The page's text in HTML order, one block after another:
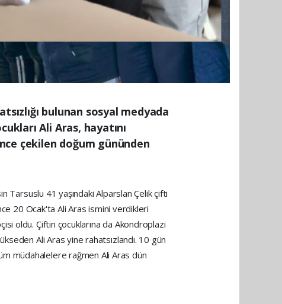
bulunan sosyal medyada
Ali Aras, hayatını
çekilen doğum gününden
Tarsuslu 41 yaşındaki Alparslan Çelik çifti
20 Ocak'ta Ali Aras ismini verdikleri
oldu. Çiftin çocuklarına da Akondroplazi
Ali Aras yine rahatsızlandı. 10 gün
müdahalelere rağmen Ali Aras dün